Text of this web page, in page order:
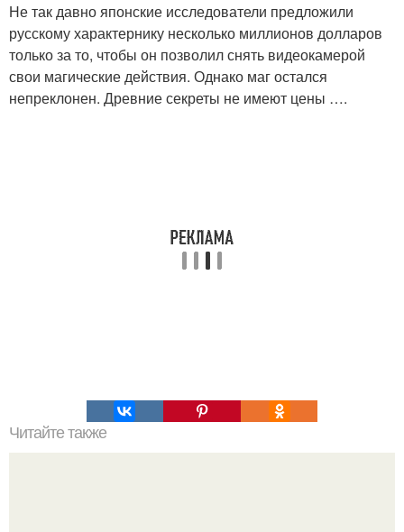
Не так давно японские исследователи предложили
русскому характернику несколько миллионов долларов
только за то, чтобы он позволил снять видеокамерой
свои магические действия. Однако маг остался
непреклонен. Древние секреты не имеют цены ….
Читайте также